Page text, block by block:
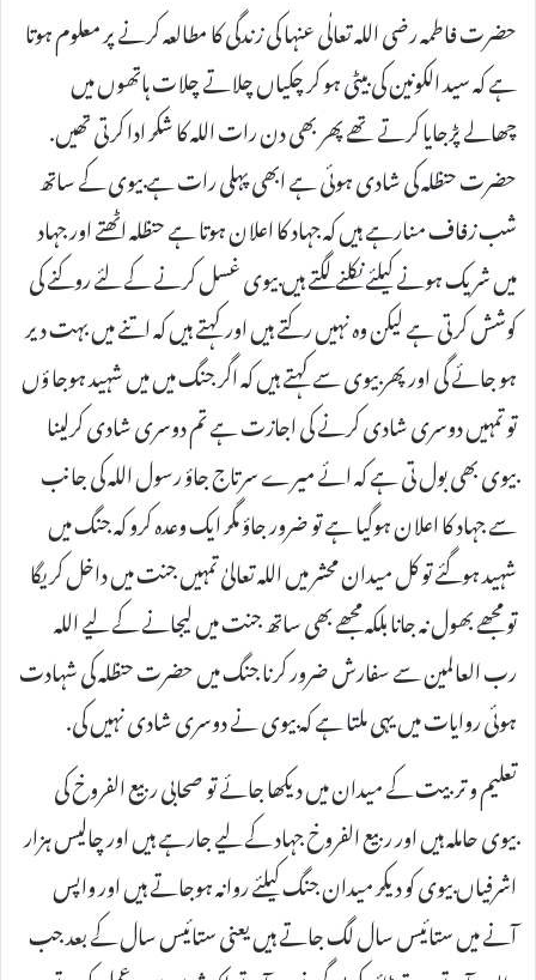
حضرت فاطمہ رضی اللہ تعالٰی عنہا کی زندگی کا مطالعہ کرنے پر معلوم ہوتا
ہے کہ سید الکونین کی بیٹی ہو کر چکیاں چلاتے چلات ہاتھوں میں
چھالے پڑجایا کرتے تھے پھر بھی دن رات اللہ کا شکر ادا کرتی تھیں.
حضرت حنظلہ کی شادی ہوئی ہے ابھی پہلی رات ہے بیوی کے ساتھ
شب زفاف منارہے ہیں کہ جہاد کا اعلان ہوتا ہے حنظلہ اٹھتے اور جہاد
میں شریک ہونے کیلئے نکلنے لگتے ہیں بیوی غسل کرنے کے لئے روکنے کی
کوشش کرتی ہے لیکن وہ نہیں رکتے ہیں اور کہتے ہیں کہ اتنے میں بہت دیر
ہو جائے گی اور پھر بیوی سے کہتے ہیں کہ اگر جنگ میں میں شہید ہوجا ؤں
تو تمہیں دوسری شادی کرنے کی اجازت ہے تم دوسری شادی کرلینا
بیوی بھی بول تی ہے کہ ائے میرے سرتاج جاؤ رسول اللہ کی جانب
سے جہاد کا اعلان ہوگیا ہے تو ضرور جاؤ مگر ایک وعدہ کرو کہ جنگ میں
شہید ہوگئے تو کل میدان محشر میں اللہ تعالیٰ تمہیں جنت میں داخل کریگا
تو مجھے بھول نہ جانا بلکہ مجھے بھی ساتھ جنت میں لیجانے کے لیے اللہ
رب العالمین سے سفارش ضرور کرنا جنگ میں حضرت حنظلہ کی شہادت
ہوئی روایات میں یہی ملتا ہے کہ بیوی نے دوسری شادی نہیں کی.
تعلیم و تربیت کے میدان میں دیکھا جائے تو صحابی ربیع الفروخ کی
بیوی حاملہ ہیں اور ربیع الفروخ جہاد کے لیے جارہے ہیں اور چالیس ہزار
اشرفیاں بیوی کو دیکر میدان جنگ کیلئے روانہ ہوجاتے ہیں اور واپس
آنے میں ستائیس سال لگ جاتے ہیں یعنی ستائیس سال کے بعد جب